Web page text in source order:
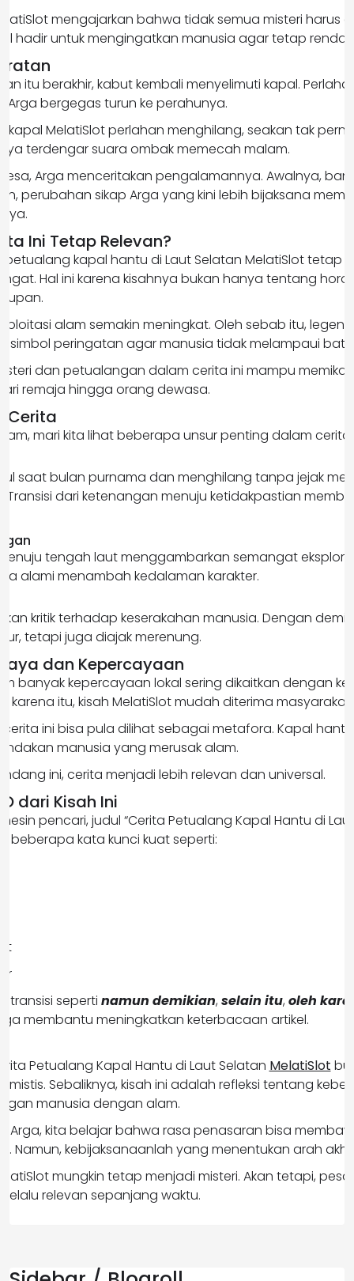
mengajarkan bahwa tidak semua misteri harus
hadir untuk mengingatkan manusia agar tetap
itu berakhir, kabut kembali menyelimuti kapal.
Arga bergegas turun ke perahunya.
kapal MelatiSlot perlahan menghilang, seakan tak
terdengar suara ombak memecah malam.
Arga menceritakan pengalamannya. Awalnya,
perubahan sikap Arga yang kini lebih bijaksana
Ini Tetap Relevan?
petualang kapal hantu di Laut Selatan MelatiSlot tetap
Hal ini karena kisahnya bukan hanya tentang
alam semakin meningkat. Oleh sebab itu,
simbol peringatan agar manusia tidak melampaui
dan petualangan dalam cerita ini mampu
remaja hingga orang dewasa.
Cerita
mari kita lihat beberapa unsur penting dalam cerita
saat bulan purnama dan menghilang tanpa jejak
dari ketenangan menuju ketidakpastian
tengah laut menggambarkan semangat
ia alami menambah kedalaman karakter.
kritik terhadap keserakahan manusia. Dengan
tetapi juga diajak merenung.
dan Kepercayaan
banyak kepercayaan lokal sering dikaitkan dengan
karena itu, kisah MelatiSlot mudah diterima masyarakat.
cerita ini bisa pula dilihat sebagai metafora. Kapal
manusia yang merusak alam.
ini, cerita menjadi lebih relevan dan universal.
dari Kisah Ini
pencari, judul “Cerita Petualang Kapal Hantu di
beberapa kata kunci kuat seperti:
transisi seperti namun demikian, selain itu, oleh
membantu meningkatkan keterbacaan artikel.
Petualang Kapal Hantu di Laut Selatan MelatiSlot
Sebaliknya, kisah ini adalah refleksi tentang
manusia dengan alam.
Arga, kita belajar bahwa rasa penasaran bisa
Namun, kebijaksanaanlah yang menentukan arah
mungkin tetap menjadi misteri. Akan tetapi,
relevan sepanjang waktu.